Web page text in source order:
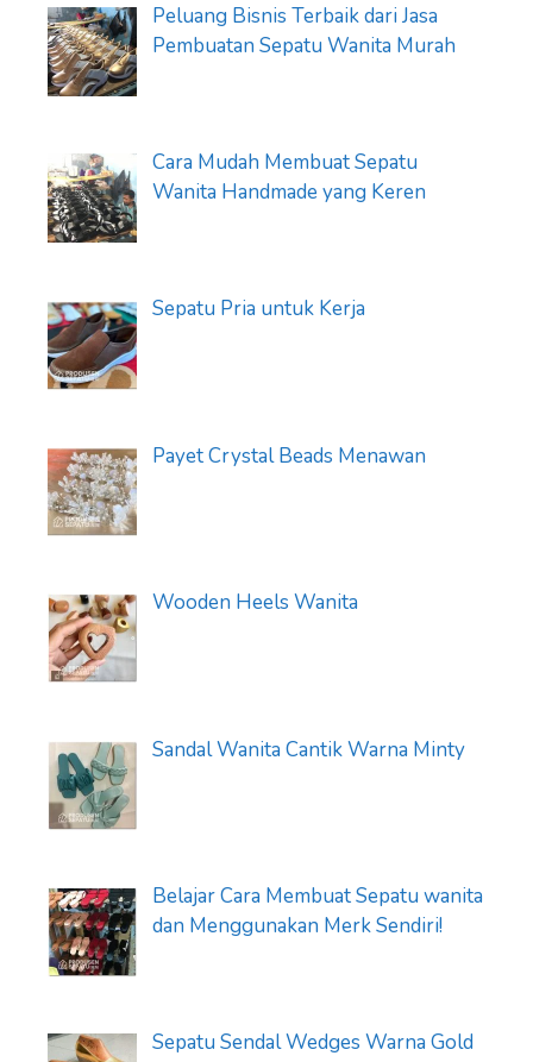
Peluang Bisnis Terbaik dari Jasa
Pembuatan Sepatu Wanita Murah
Cara Mudah Membuat Sepatu
Wanita Handmade yang Keren
Sepatu Pria untuk Kerja
Payet Crystal Beads Menawan
Wooden Heels Wanita
Sandal Wanita Cantik Warna Minty
Belajar Cara Membuat Sepatu wanita
dan Menggunakan Merk Sendiri!
Sepatu Sendal Wedges Warna Gold